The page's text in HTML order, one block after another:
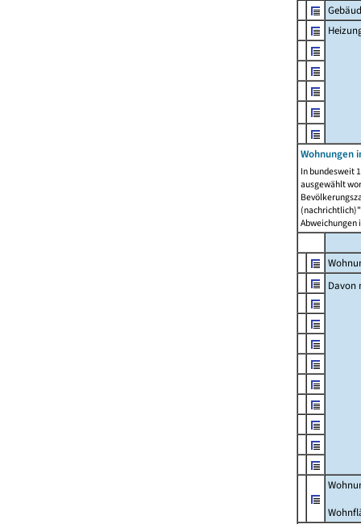
Wohnungen
In bundesweit
ausgewählt
Abweichungen
Davon